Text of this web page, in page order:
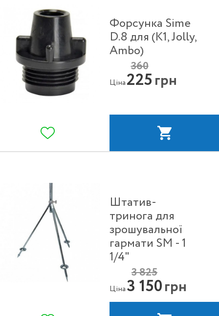
Форсунка Sime
D.8 для (K1, Jolly,
Ambo)
Ціна
360
225грн
Штатив-
тринога для
зрошувальної
гармати SM - 1
1/4"
Ціна
3 825
3 150грн